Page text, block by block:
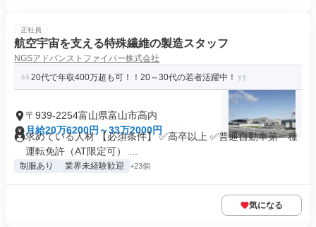
正社員
航空宇宙を支える特殊繊維の製造スタッフ
NGSアドバンストファイバー株式会社
20代で年収400万超も可！！20～30代の若者活躍中！
〒939-2254富山県富山市高内
月給20万6200円～33万2000円
求めている人材 【必須条件】 ✅高卒以上 ✅普通自動車第一種
運転免許（AT限定可） ...
制服あり 業界未経験歓迎 +23個
気になる